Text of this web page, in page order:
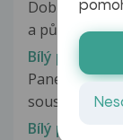
Dobrý den.
a půl dost
Bílý pupen v
Pane
soustavně
Bílý pupínak